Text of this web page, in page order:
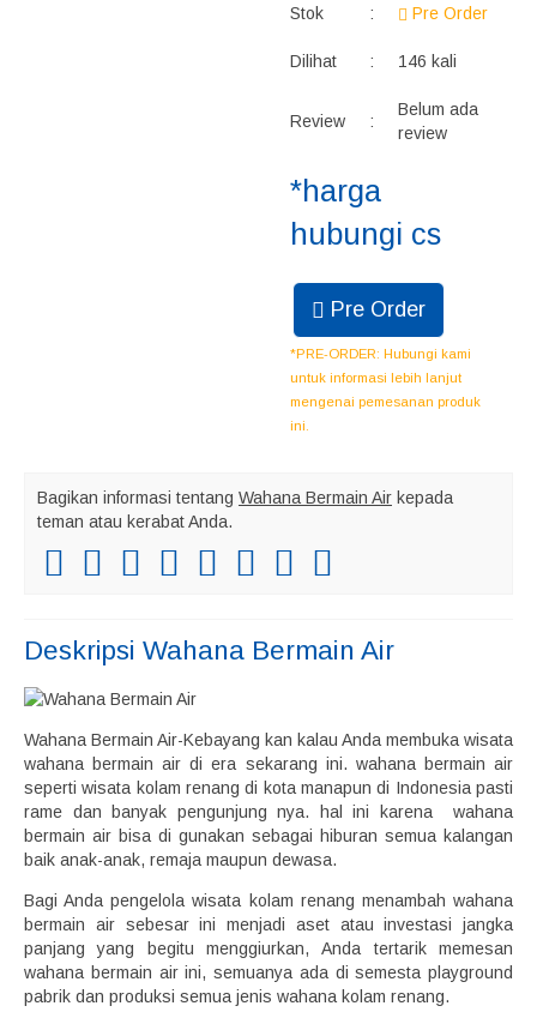
Stok : Pre Order
Dilihat : 146 kali
Review :
Belum ada
review
*harga
hubungi cs
Pre Order
*PRE-ORDER: Hubungi kami
untuk informasi lebih lanjut
mengenai pemesanan produk
ini.
Bagikan informasi tentang Wahana Bermain Air kepada
teman atau kerabat Anda.
Deskripsi Wahana Bermain Air
Wahana Bermain Air-Kebayang kan kalau Anda membuka wisata
wahana bermain air di era sekarang ini. wahana bermain air
seperti wisata kolam renang di kota manapun di Indonesia pasti
rame dan banyak pengunjung nya. hal ini karena wahana
bermain air bisa di gunakan sebagai hiburan semua kalangan
baik anak-anak, remaja maupun dewasa.
Bagi Anda pengelola wisata kolam renang menambah wahana
bermain air sebesar ini menjadi aset atau investasi jangka
panjang yang begitu menggiurkan, Anda tertarik memesan
wahana bermain air ini, semuanya ada di semesta playground
pabrik dan produksi semua jenis wahana kolam renang.